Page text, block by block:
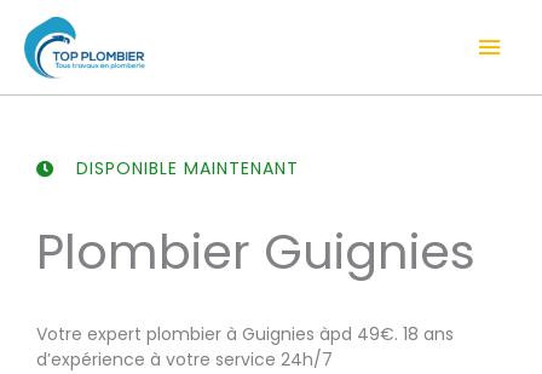
contenu
DISPONIBLE MAINTENANT
Plombier Guignies
Votre expert plombier à Guignies àpd 49€. 18 ans
d’expérience à votre service 24h/7